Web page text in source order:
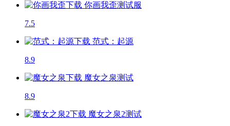
你画我歪测试服
7.5
范式：起源
8.9
魔女之泉测试
8.9
魔女之泉2测试